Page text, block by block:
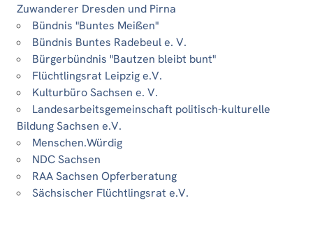
Zuwanderer Dresden und Pirna
Bündnis "Buntes Meißen"
Bündnis Buntes Radebeul e. V.
Bürgerbündnis "Bautzen bleibt bunt"
Flüchtlingsrat Leipzig e.V.
Kulturbüro Sachsen e. V.
Landesarbeitsgemeinschaft politisch-kulturelle
Bildung Sachsen e.V.
Menschen.Würdig
NDC Sachsen
RAA Sachsen Opferberatung
Sächsischer Flüchtlingsrat e.V.